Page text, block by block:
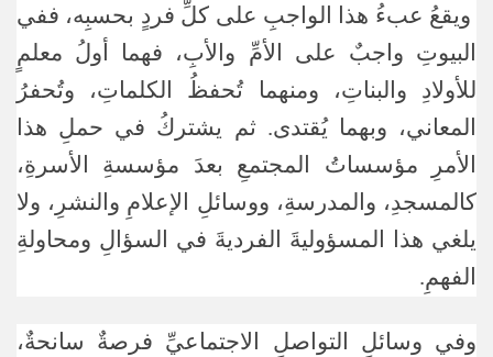
ويقعُ عبءُ هذا الواجبِ على كلِّ فردٍ بحسبِه، ففي
البيوتِ واجبٌ على الأمِّ والأبِ، فهما أولُ معلمٍ
للأولادِ والبناتِ، ومنهما تُحفظُ الكلماتِ، وتُحفرُ
المعاني، وبهما يُقتدى. ثم يشتركُ في حملِ هذا
الأمرِ مؤسساتُ المجتمعِ بعدَ مؤسسةِ الأسرةِ،
كالمسجدِ، والمدرسةِ، ووسائلِ الإعلامِ والنشرِ، ولا
يلغي هذا المسؤوليةَ الفرديةَ في السؤالِ ومحاولةِ
الفهمِ.
وفي وسائلِ التواصلِ الاجتماعيِّ فرصةٌ سانحةٌ،